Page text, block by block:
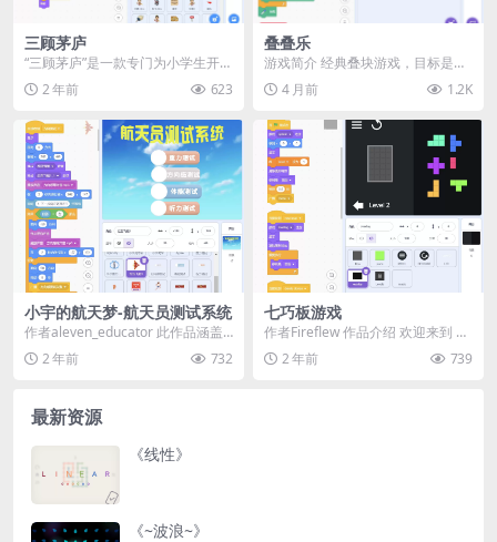
三顾茅庐
“三顾茅庐”是一款专门为小学生开发
的游戏，里头包含了三个游戏，分
别是“地图拼拼拼...
2 年前 623
叠叠乐
游戏简介 经典叠块游戏，目标是尽
可能堆叠更多的方块。 玩法轻松解
压，适合打发时间...
4 月前 1.2K
小宇的航天梦-航天员测试系统
作者aleven_educator 此作品涵盖
两大部分： 第一部分主要讲小宇的
成...2 年前 732
七巧板游戏
作者Fireflew 作品介绍 欢迎来到 七
巧板游戏！通过拖动右侧的多边形
拼块，...
2 年前 739
最新资源
《线性》
《~波浪~》